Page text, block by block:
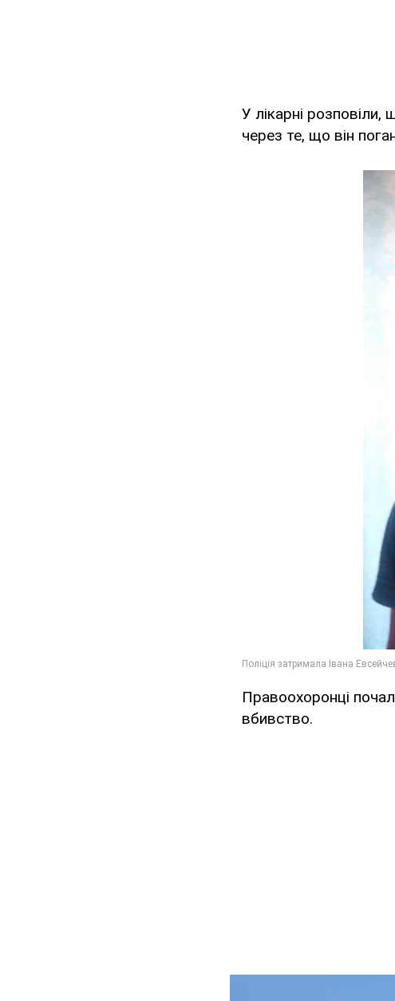
У лікарні розповіли,
через те, що він
Правоохоронці
вбивство.